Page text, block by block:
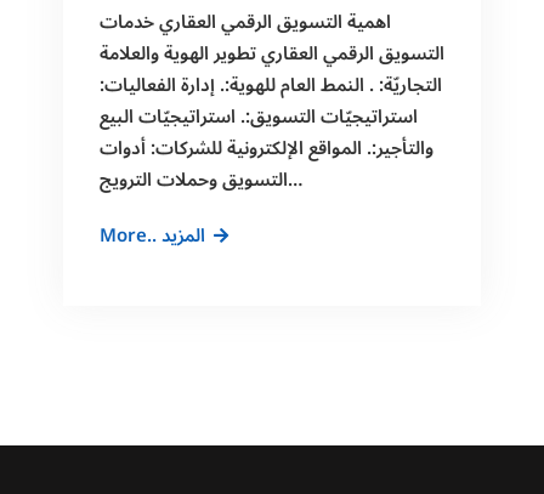
اهمية التسويق الرقمي العقاري خدمات
التسويق الرقمي العقاري تطوير الهوية والعلامة
التجاريّة: . النمط العام للهوية:. إدارة الفعاليات:
استراتيجيّات التسويق:. استراتيجيّات البيع
والتأجير:. المواقع الإلكترونية للشركات: أدوات
التسويق وحملات الترويج…
More.. المزيداهمية